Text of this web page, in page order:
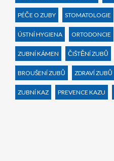
PÉČE O ZUBY STOMATOLOGIE
ÚSTNÍ HYGIENA ORTODONCIE
ZUBNÍ KÁMEN ČIŠTĚNÍ ZUBŮ
BROUŠENÍ ZUBŮ ZDRAVÍ ZUBŮ
ZUBNÍ KAZ PREVENCE KAZU